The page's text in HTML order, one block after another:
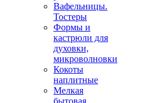
Вафельницы.
Тостеры
Формы и
кастрюли для
духовки,
микроволновки
Кокоты
наплитные
Мелкая
бытовая